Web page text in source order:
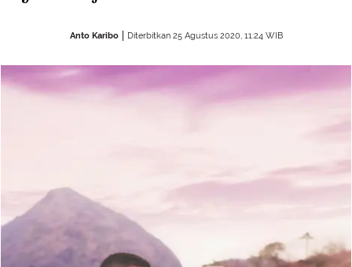
Anto Karibo Diterbitkan 25 Agustus 2020, 11:24 WIB